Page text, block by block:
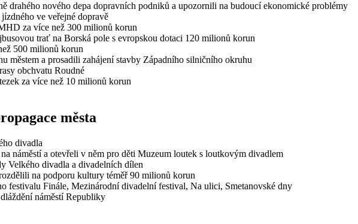
drahého nového depa dopravních podniků a upozornili na budoucí ekonomické problémy
ve veřejné dopravě
za více než 300 milionů korun
trať na Borská pole s evropskou dotaci 120 milionů korun
500 milionů korun
městem a prosadili zahájení stavby Západního silničního okruhu
obchvatu Roudné
za více než 10 milionů korun
města
divadla
náměstí a otevřeli v něm pro děti Muzeum loutek s loutkovým divadlem
Velkého divadla a divadelních dílen
na podporu kultury téměř 90 milionů korun
festivalu Finále, Mezinárodní divadelní festival, Na ulici, Smetanovské dny
náměstí Republiky